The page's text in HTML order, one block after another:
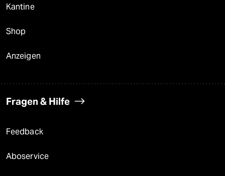
Kantine
Shop
Anzeigen
Fragen & Hilfe
Feedback
Aboservice